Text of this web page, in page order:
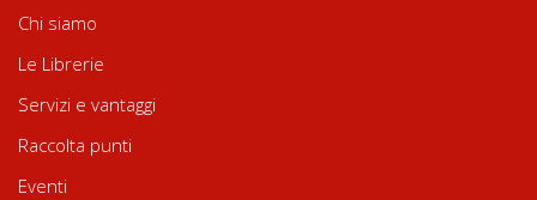
Chi siamo
Le Librerie
Servizi e vantaggi
Raccolta punti
Eventi